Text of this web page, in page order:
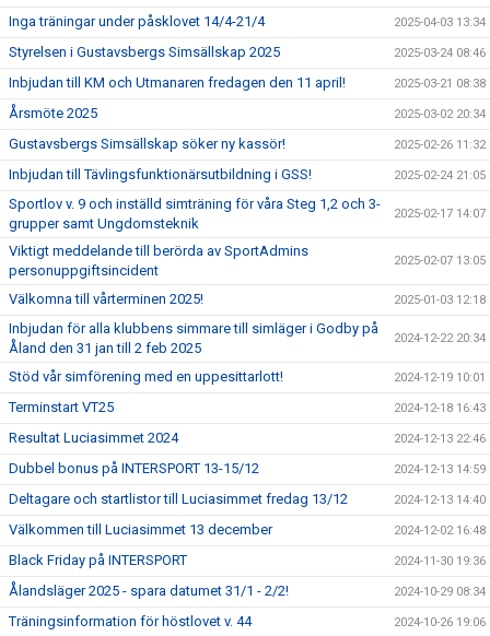
Inga träningar under påsklovet 14/4-21/4 2025-04-03 13:34
Styrelsen i Gustavsbergs Simsällskap 2025 2025-03-24 08:46
Inbjudan till KM och Utmanaren fredagen den 11 april! 2025-03-21 08:38
Årsmöte 2025 2025-03-02 20:34
Gustavsbergs Simsällskap söker ny kassör! 2025-02-26 11:32
Inbjudan till Tävlingsfunktionärsutbildning i GSS! 2025-02-24 21:05
Sportlov v. 9 och inställd simträning för våra Steg 1,2 och 3-
grupper samt Ungdomsteknik
2025-02-17 14:07
Viktigt meddelande till berörda av SportAdmins
personuppgiftsincident
2025-02-07 13:05
Välkomna till vårterminen 2025! 2025-01-03 12:18
Inbjudan för alla klubbens simmare till simläger i Godby på
Åland den 31 jan till 2 feb 2025
2024-12-22 20:34
Stöd vår simförening med en uppesittarlott! 2024-12-19 10:01
Terminstart VT25 2024-12-18 16:43
Resultat Luciasimmet 2024 2024-12-13 22:46
Dubbel bonus på INTERSPORT 13-15/12 2024-12-13 14:59
Deltagare och startlistor till Luciasimmet fredag 13/12 2024-12-13 14:40
Välkommen till Luciasimmet 13 december 2024-12-02 16:48
Black Friday på INTERSPORT 2024-11-30 19:36
Ålandsläger 2025 - spara datumet 31/1 - 2/2! 2024-10-29 08:34
Träningsinformation för höstlovet v. 44 2024-10-26 19:06